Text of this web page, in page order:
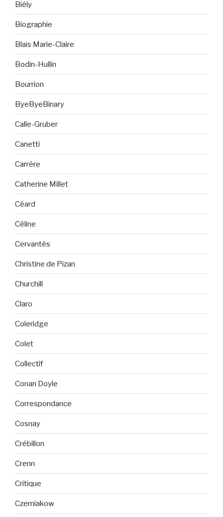
Biély
Biographie
Blais Marie-Claire
Bodin-Hullin
Bourrion
ByeByeBinary
Calle-Gruber
Canetti
Carrère
Catherine Millet
Céard
Céline
Cervantès
Christine de Pizan
Churchill
Claro
Coleridge
Colet
Collectif
Conan Doyle
Correspondance
Cosnay
Crébillon
Crenn
Critique
Czerniakow